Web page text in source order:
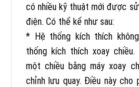
có nhiều kỹ thuật mới được
điện. Có thể kể như sau:
* Hệ thống kích thích
thống kích thích xoay
một chiều bằng máy xoay
chỉnh lưu quay. Điều này